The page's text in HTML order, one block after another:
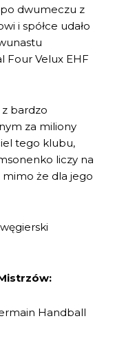
dwumeczu z
i spółce udało
Four Velux EHF
bardzo
za miliony
tego klubu,
liczy na
mimo że dla jego
Handball